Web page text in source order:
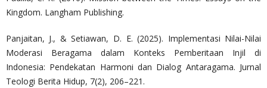
Kingdom. Langham Publishing.
Panjaitan, J., & Setiawan, D. E. (2025). Implementasi Nilai-Nilai
Moderasi Beragama dalam Konteks Pemberitaan Injil di
Indonesia: Pendekatan Harmoni dan Dialog Antaragama. Jurnal
Teologi Berita Hidup, 7(2), 206–221.